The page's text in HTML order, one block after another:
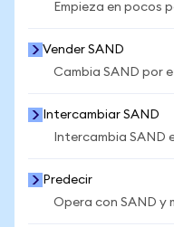
Empieza en pocos
Vender SAND
Cambia SAND por
Intercambiar SAND
Intercambia SAND
Predecir
Opera con SAND y